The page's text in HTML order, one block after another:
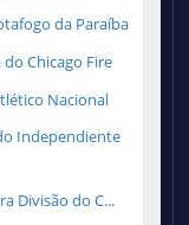
da Paraíba
Chicago Fire
Nacional
Independiente
Divisão do C...